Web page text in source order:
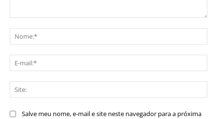
Salve meu nome, e-mail e site neste navegador para a próxima